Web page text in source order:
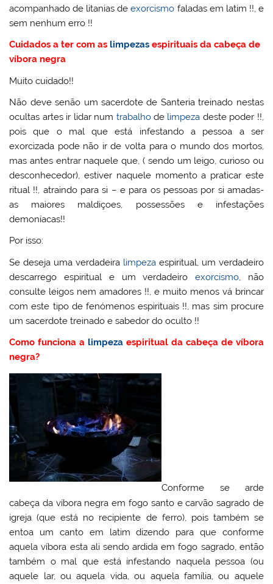
acompanhado de litanias deexorcismo faladas em latim !!, e
sem nenhum erro !!
Cuidados a ter com aslimpezas espirituais da cabeça de
víbora negra
Muito cuidado!!
Não deve senão um sacerdote de Santeria treinado nestas
ocultas artes ir lidar num trabalhode limpeza deste poder !!,
pois que o mal que está infestando a pessoa a ser
exorcizada pode não ir de volta para o mundo dos mortos,
mas antes entrar naquele que, ( sendo um leigo, curioso ou
desconhecedor), estiver naquele momento a praticar este
ritual !!, atraindo para si – e para os pessoas por si amadas-
as maiores maldiçoes, possessões e infestações
demoníacas!!
Por isso:
Se deseja uma verdadeira limpezaespiritual, um verdadeiro
descarrego espiritual e um verdadeiroexorcismo, não
consulte leigos nem amadores !!, e muito menos vá brincar
com este tipo de fenómenos espirituais !!, mas sim procure
um sacerdote treinado e sabedor do oculto !!
Como funciona alimpeza espiritual da cabeça de víbora
negra?
Conforme se arde
cabeça da víbora negra em fogo santo e carvão sagrado de
igreja (que está no recipiente de ferro), pois também se
entoa um canto em latim dizendo para que conforme
aquela víbora esta ali sendo ardida em fogo sagrado, então
também o mal que está infestando naquela pessoa (ou
aquele lar, ou aquela vida, ou aquela família, ou aquele